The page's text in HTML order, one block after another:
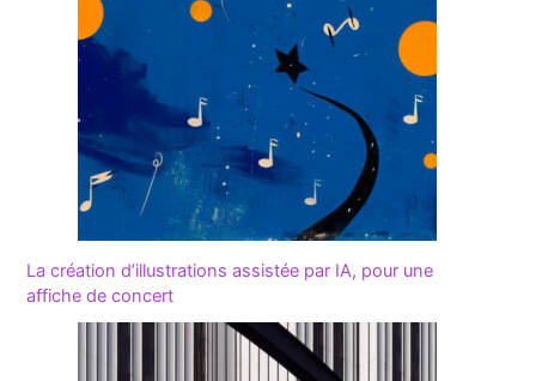
La création d’illustrations assistée par IA, pour une
affiche de concert